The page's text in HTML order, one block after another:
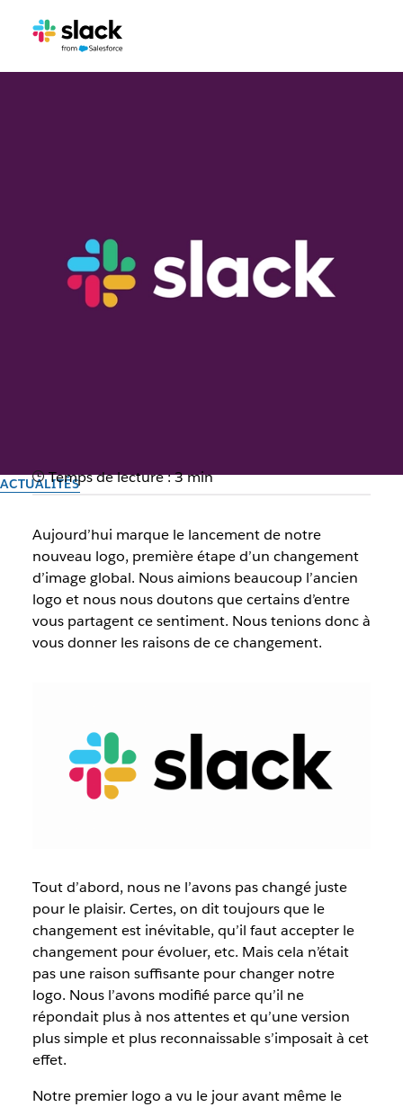
ACTUALITÉS
Place à notre nouveau logo
Par l’équipe Slack
16 janvier 2019
Temps de lecture : 3 min
Aujourd’hui marque le lancement de notre
nouveau logo, première étape d’un changement
d’image global. Nous aimions beaucoup l’ancien
logo et nous nous doutons que certains d’entre
vous partagent ce sentiment. Nous tenions donc à
vous donner les raisons de ce changement.
Tout d’abord, nous ne l’avons pas changé juste
pour le plaisir. Certes, on dit toujours que le
changement est inévitable, qu’il faut accepter le
changement pour évoluer, etc. Mais cela n’était
pas une raison suffisante pour changer notre
logo. Nous l’avons modifié parce qu’il ne
répondait plus à nos attentes et qu’une version
plus simple et plus reconnaissable s’imposait à cet
effet.
Notre premier logo a vu le jour avant même le